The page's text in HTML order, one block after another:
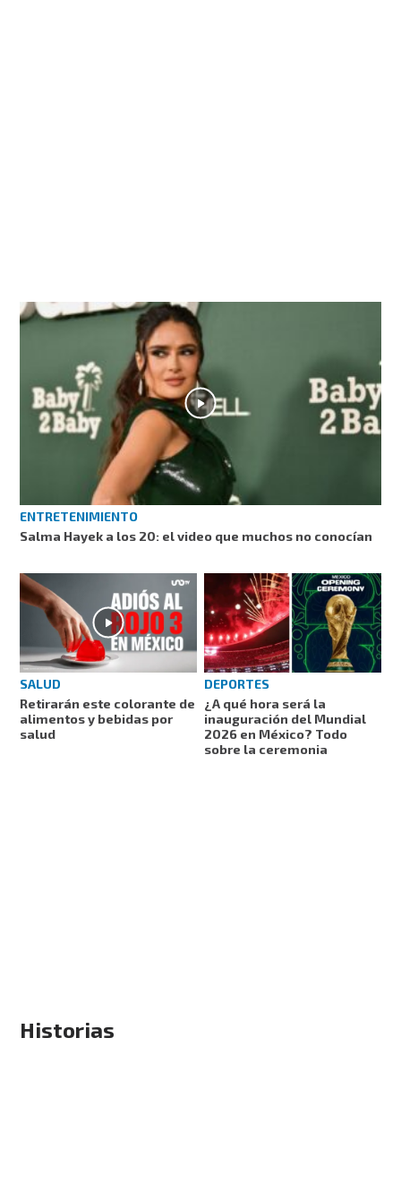
ENTRETENIMIENTO
Salma Hayek a los 20: el video que muchos no conocían
SALUD
Retirarán este colorante de
alimentos y bebidas por
salud
DEPORTES
¿A qué hora será la
inauguración del Mundial
2026 en México? Todo
sobre la ceremonia
Historias